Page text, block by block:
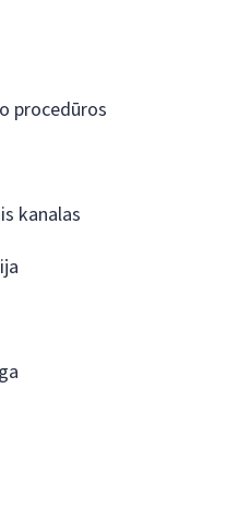
procedūros
kanalas